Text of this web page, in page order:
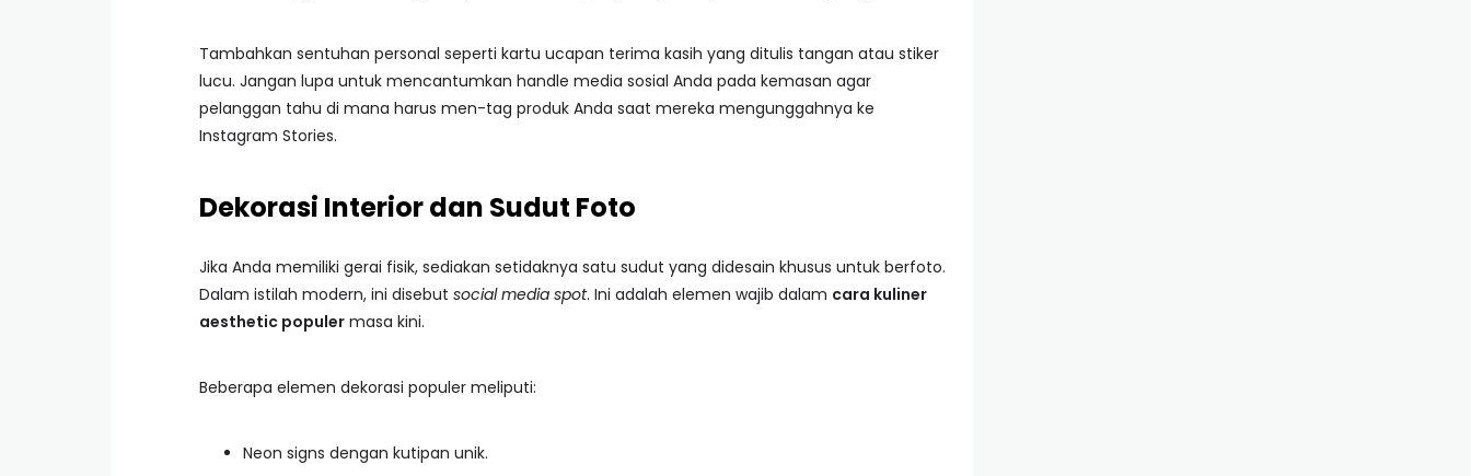
Tambahkan sentuhan personal seperti kartu ucapan terima kasih yang ditulis tangan atau stiker
lucu. Jangan lupa untuk mencantumkan handle media sosial Anda pada kemasan agar
pelanggan tahu di mana harus men-tag produk Anda saat mereka mengunggahnya ke
Instagram Stories.
Dekorasi Interior dan Sudut Foto
Jika Anda memiliki gerai fisik, sediakan setidaknya satu sudut yang didesain khusus untuk berfoto.
Dalam istilah modern, ini disebut social media spot. Ini adalah elemen wajib dalam cara kuliner
aesthetic populer masa kini.
Beberapa elemen dekorasi populer meliputi:
Neon signs dengan kutipan unik.